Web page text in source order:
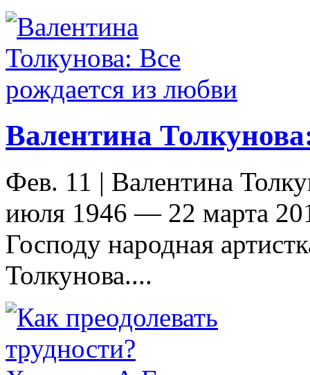
Валентина
Фев. 11 | Валентина
июля 1946 — 22 марта
Господу народная
Толкунова....